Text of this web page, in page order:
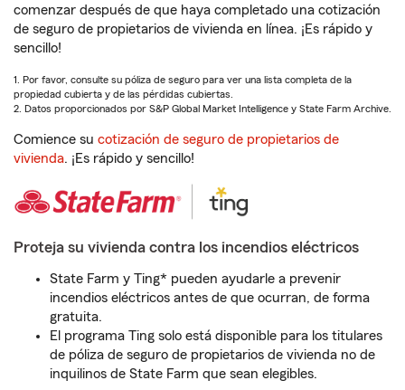
comenzar después de que haya completado una cotización
de seguro de propietarios de vivienda en línea. ¡Es rápido y
sencillo!
1. Por favor, consulte su póliza de seguro para ver una lista completa de la
propiedad cubierta y de las pérdidas cubiertas.
2. Datos proporcionados por S&P Global Market Intelligence y State Farm Archive.
Comience su cotización de seguro de propietarios de
vivienda. ¡Es rápido y sencillo!
Proteja su vivienda contra los incendios eléctricos
State Farm y Ting* pueden ayudarle a prevenir
incendios eléctricos antes de que ocurran, de forma
gratuita.
El programa Ting solo está disponible para los titulares
de póliza de seguro de propietarios de vivienda no de
inquilinos de State Farm que sean elegibles.